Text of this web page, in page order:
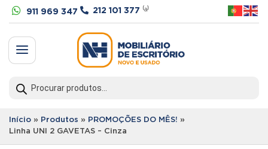
 911 969 347  212 101 377 ⁽ᵃ⁾
a
search
Início » Produtos » PROMOÇÕES DO MÊS! »
Linha UNI 2 GAVETAS – Cinza